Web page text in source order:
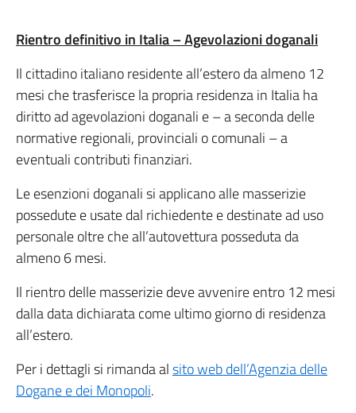
Rientro definitivo in Italia – Agevolazioni doganali
Il cittadino italiano residente all’estero da almeno 12
mesi che trasferisce la propria residenza in Italia ha
diritto ad agevolazioni doganali e – a seconda delle
normative regionali, provinciali o comunali – a
eventuali contributi finanziari.
Le esenzioni doganali si applicano alle masserizie
possedute e usate dal richiedente e destinate ad uso
personale oltre che all’autovettura posseduta da
almeno 6 mesi.
Il rientro delle masserizie deve avvenire entro 12 mesi
dalla data dichiarata come ultimo giorno di residenza
all’estero.
Per i dettagli si rimanda alsito web dell’Agenzia delle
Dogane e dei Monopoli.